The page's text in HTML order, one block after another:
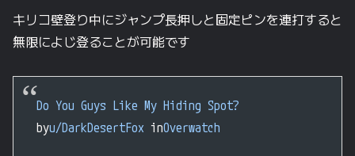
キリコ壁登り中にジャンプ長押しと固定ピンを連打すると
無限によじ登ることが可能です
Do You Guys Like My Hiding Spot?
byu/DarkDesertFox inOverwatch